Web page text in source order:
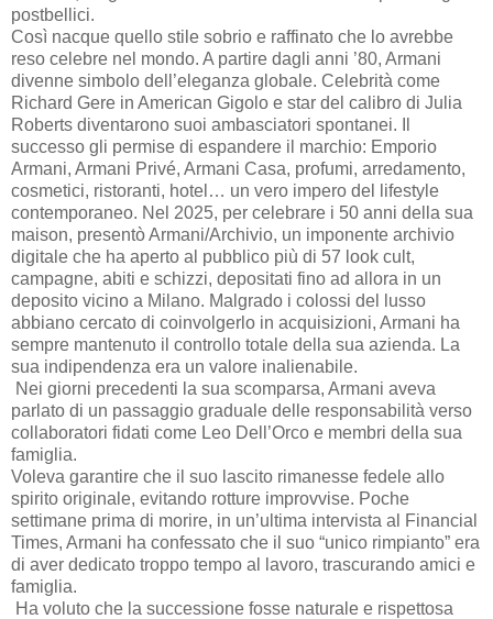
postbellici.
Così nacque quello stile sobrio e raffinato che lo avrebbe
reso celebre nel mondo. A partire dagli anni ’80, Armani
divenne simbolo dell’eleganza globale. Celebrità come
Richard Gere in American Gigolo e star del calibro di Julia
Roberts diventarono suoi ambasciatori spontanei. Il
successo gli permise di espandere il marchio: Emporio
Armani, Armani Privé, Armani Casa, profumi, arredamento,
cosmetici, ristoranti, hotel… un vero impero del lifestyle
contemporaneo. Nel 2025, per celebrare i 50 anni della sua
maison, presentò Armani/Archivio, un imponente archivio
digitale che ha aperto al pubblico più di 57 look cult,
campagne, abiti e schizzi, depositati fino ad allora in un
deposito vicino a Milano. Malgrado i colossi del lusso
abbiano cercato di coinvolgerlo in acquisizioni, Armani ha
sempre mantenuto il controllo totale della sua azienda. La
sua indipendenza era un valore inalienabile.
Nei giorni precedenti la sua scomparsa, Armani aveva
parlato di un passaggio graduale delle responsabilità verso
collaboratori fidati come Leo Dell’Orco e membri della sua
famiglia.
Voleva garantire che il suo lascito rimanesse fedele allo
spirito originale, evitando rotture improvvise. Poche
settimane prima di morire, in un’ultima intervista al Financial
Times, Armani ha confessato che il suo “unico rimpianto” era
di aver dedicato troppo tempo al lavoro, trascurando amici e
famiglia.
Ha voluto che la successione fosse naturale e rispettosa